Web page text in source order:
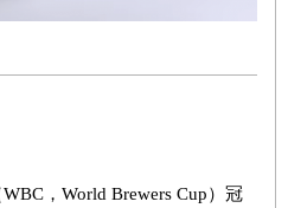
，World Brewers Cup）冠